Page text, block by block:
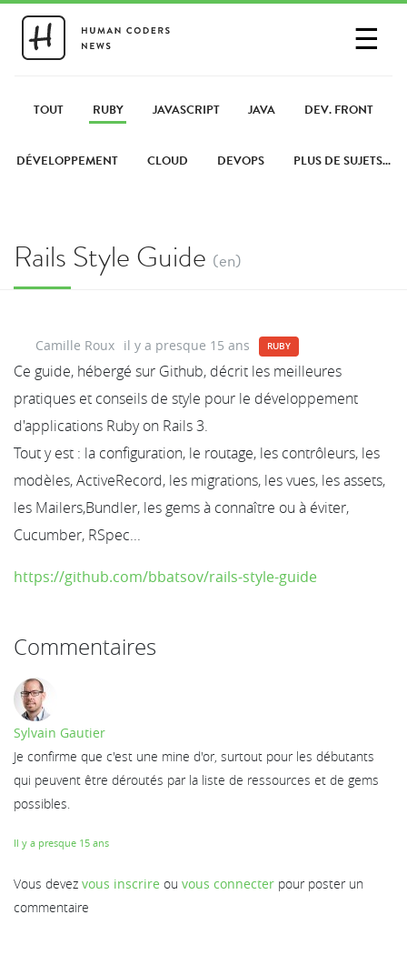
☰
PARTAGER UN LIEN
TOUT RUBY JAVASCRIPT JAVA DEV. FRONT
DÉVELOPPEMENT CLOUD DEVOPS PLUS DE SUJETS...
Rails Style Guide (en)
Camille Roux il y a presque 15 ans RUBY
Ce guide, hébergé sur Github, décrit les meilleures
pratiques et conseils de style pour le développement
d'applications Ruby on Rails 3.
Tout y est : la configuration, le routage, les contrôleurs, les
modèles, ActiveRecord, les migrations, les vues, les assets,
les Mailers,Bundler, les gems à connaître ou à éviter,
Cucumber, RSpec...
https://github.com/bbatsov/rails-style-guide
Commentaires
Sylvain Gautier
Je confirme que c'est une mine d'or, surtout pour les débutants
qui peuvent être déroutés par la liste de ressources et de gems
possibles.
Il y a presque 15 ans
Vous devez vous inscrire ou vous connecter pour poster un
commentaire